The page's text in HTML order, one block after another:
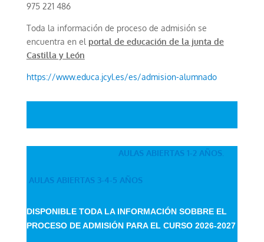
975 221 486
Toda la información de proceso de admisión se
encuentra en el portal de educación de la junta de
Castilla y León
https://www.educa.jcyl.es/es/admision-alumnado
AULAS ABIERTAS 1-2 AÑOS.
AULAS ABIERTAS 3-4-5 AÑOS
DISPONIBLE TODA LA INFORMACIÓN SOBBRE EL
PROCESO DE ADMISIÓN PARA EL CURSO 2026-2027